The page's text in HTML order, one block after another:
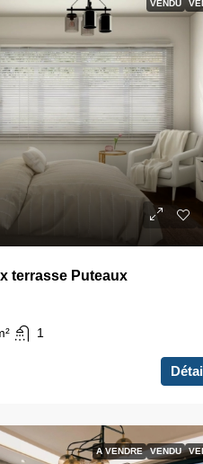
VENDU
terrasse Puteaux
1
A VENDRE VENDU